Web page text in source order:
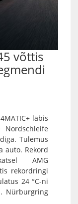
võttis
läbis
Nordschleife
Tulemus
auto. Rekord
AMG
rekordringi
24 °C-ni
Nürburgring